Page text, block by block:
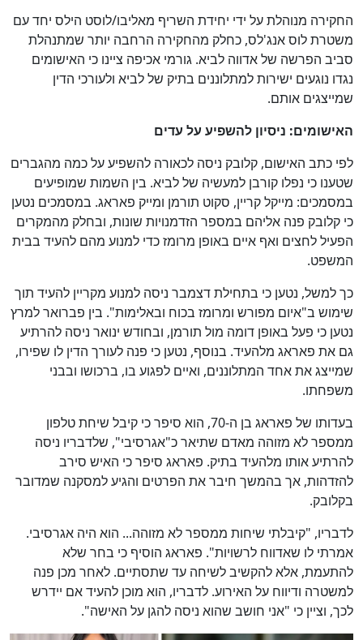
החקירה מנוהלת על ידי יחידת השריף מאליבו/לוסט הילס יחד עם
משטרת לוס אנג'לס, כחלק מהחקירה הרחבה יותר שמתנהלת
סביב הפרשה של אדווה לביא. גורמי אכיפה ציינו כי האישומים
נגדו נוגעים ישירות למתלוננים בתיק של לביא ולעורכי הדין
שמייצגים אותם.
האישומים: ניסיון להשפיע על עדים
לפי כתב האישום, קלובק ניסה לכאורה להשפיע על כמה מהגברים
שטענו כי נפלו קורבן למעשיה של לביא. בין השמות שמופיעים
במסמכים: מייקל קריין, סקוט תורמן ומייק פאראג. במסמכים נטען
כי קלובק פנה אליהם במספר הזדמנויות שונות, ובחלק מהמקרים
הפעיל לחצים ואף איים באופן מרומז כדי למנוע מהם להעיד בבית
המשפט.
כך למשל, נטען כי בתחילת דצמבר ניסה למנוע מקריין להעיד תוך
שימוש ב"איום מפורש ומרומז בכוח ובאלימות". בין פברואר למרץ
נטען כי פעל באופן דומה מול תורמן, ובחודש ינואר ניסה להרתיע
גם את פאראג מלהעיד. בנוסף, נטען כי פנה לעורך הדין לו שפירו,
שמייצג את אחד המתלוננים, ואיים לפגוע בו, ברכושו ובבני
משפחתו.
בעדותו של פאראג בן ה-70, הוא סיפר כי קיבל שיחת טלפון
ממספר לא מזוהה מאדם שתיאר כ"אגרסיבי", שלדבריו ניסה
להרתיע אותו מלהעיד בתיק. פאראג סיפר כי האיש סירב
להזדהות, אך בהמשך חיבר את הפרטים והגיע למסקנה שמדובר
בקלובק.
לדבריו, "קיבלתי שיחות ממספר לא מזוהה... הוא היה אגרסיבי.
אמרתי לו שאדווח לרשויות". פאראג הוסיף כי בחר שלא
להתעמת, אלא להקשיב לשיחה עד שתסתיים. לאחר מכן פנה
למשטרה ודיווח על האירוע. לדבריו, הוא מוכן להעיד אם יידרש
לכך, וציין כי "אני חושב שהוא ניסה להגן על האישה".